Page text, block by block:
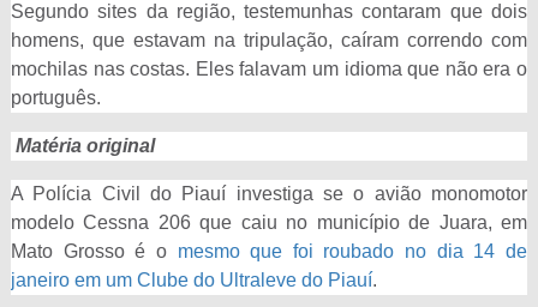
Segundo sites da região, testemunhas contaram que dois
homens, que estavam na tripulação, caíram correndo com
mochilas nas costas. Eles falavam um idioma que não era o
português.
Matéria original
A Polícia Civil do Piauí investiga se o avião monomotor
modelo Cessna 206 que caiu no município de Juara, em
Mato Grosso é o mesmo que foi roubado no dia 14 de
janeiro em um Clube do Ultraleve do Piauí.